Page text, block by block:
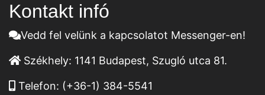
Kontakt infó
Vedd fel velünk a kapcsolatot Messenger-en!
Székhely: 1141 Budapest, Szugló utca 81.
Telefon: (+36-1) 384-5541